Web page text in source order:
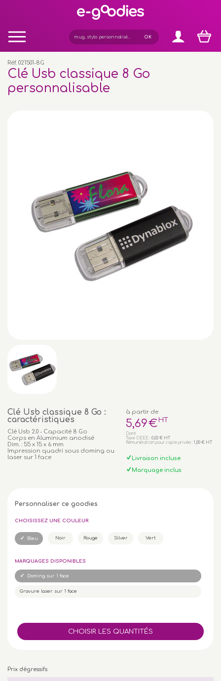
Réf. 021501-8G
Clé Usb classique 8 Go
personnalisable
Clé Usb classique 8 Go :
caractéristiques
Clé Usb 2.0 - Capacité 8 Go
Corps en Aluminium anodisé
Dim. : 55 x 15 x 6 mm
Impression quadri sous doming ou
laser sur 1 face
à partir de
5,69€ HT
Dont
Taxe DEEE : 0,02 € HT
Rémunération pour copie privée : 1,00 € HT
Livraison incluse
Marquage inclus
Personnaliser ce goodies
CHOISISSEZ UNE COULEUR
Bleu Noir Rouge Silver Vert
MARQUAGES DISPONIBLES
Doming sur 1 face
Gravure laser sur 1 face
Prix dégressifs